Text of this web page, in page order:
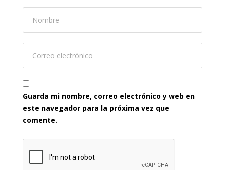
Guarda mi nombre, correo electrónico y web en
este navegador para la próxima vez que
comente.